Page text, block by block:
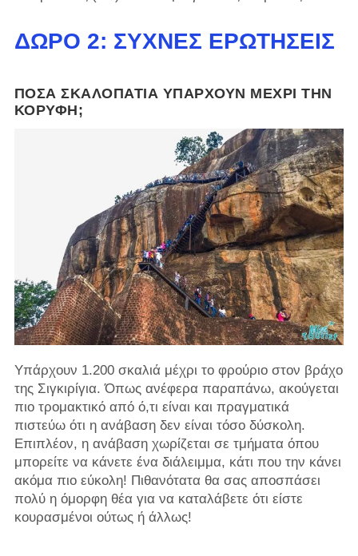
ΔΩΡΟ 2: ΣΥΧΝΈΣ ΕΡΩΤΉΣΕΙΣ
ΠΌΣΑ ΣΚΑΛΟΠΆΤΙΑ ΥΠΆΡΧΟΥΝ ΜΈΧΡΙ ΤΗΝ
ΚΟΡΥΦΉ;
Υπάρχουν 1.200 σκαλιά μέχρι το φρούριο στον βράχο
της Σιγκιρίγια. Όπως ανέφερα παραπάνω, ακούγεται
πιο τρομακτικό από ό,τι είναι και πραγματικά
πιστεύω ότι η ανάβαση δεν είναι τόσο δύσκολη.
Επιπλέον, η ανάβαση χωρίζεται σε τμήματα όπου
μπορείτε να κάνετε ένα διάλειμμα, κάτι που την κάνει
ακόμα πιο εύκολη! Πιθανότατα θα σας αποσπάσει
πολύ η όμορφη θέα για να καταλάβετε ότι είστε
κουρασμένοι ούτως ή άλλως!